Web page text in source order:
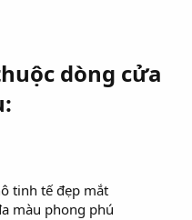
dòng cửa
tinh tế đẹp mắt
màu phong phú